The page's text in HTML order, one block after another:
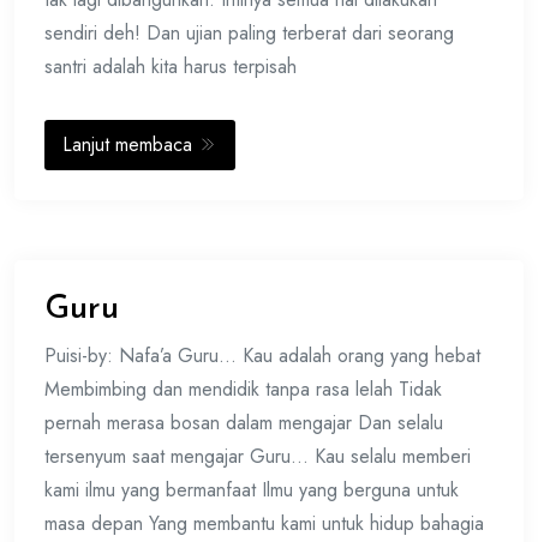
sendiri deh! Dan ujian paling terberat dari seorang
santri adalah kita harus terpisah
Lanjut membaca
Guru
Puisi-by: Nafa’a Guru… Kau adalah orang yang hebat
Membimbing dan mendidik tanpa rasa lelah Tidak
pernah merasa bosan dalam mengajar Dan selalu
tersenyum saat mengajar Guru… Kau selalu memberi
kami ilmu yang bermanfaat Ilmu yang berguna untuk
masa depan Yang membantu kami untuk hidup bahagia